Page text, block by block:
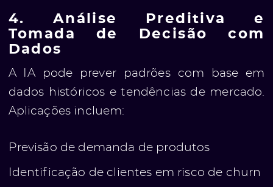
4. Análise Preditiva e
Tomada de Decisão com
Dados
A IA pode prever padrões com base em
dados históricos e tendências de mercado.
Aplicações incluem:
Previsão de demanda de produtos
Identificação de clientes em risco de churn